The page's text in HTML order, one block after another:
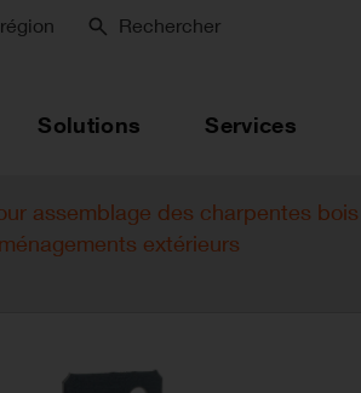
Rechercher
Solutions Services
assemblage des charpentes bois
extérieurs